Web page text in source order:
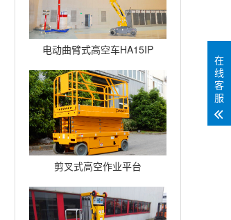
电动曲臂式高空车HA15IP
剪叉式高空作业平台
Compact12
在
线
客
服